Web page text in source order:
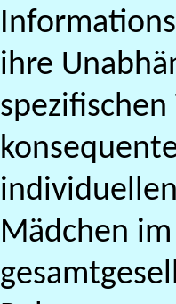
ihre
Mädchen im